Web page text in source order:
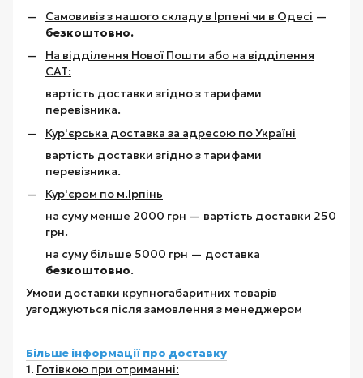
Самовивіз з нашого складу в Ірпені чи в Одесі —
безкоштовно.
На відділення Нової Пошти або на відділення
САТ:
вартість доставки згідно з тарифами
перевізника.
Кур'єрська доставка за адресою по Україні
вартість доставки згідно з тарифами
перевізника.
Кур'єром по м.Ірпінь
на суму менше 2000 грн — вартість доставки 250
грн.
на суму більше 5000 грн — доставка
безкоштовно.
Умови доставки крупногабаритних товарів
узгоджуються після замовлення з менеджером
Більше інформації про доставку
1. Готівкою при отриманні: